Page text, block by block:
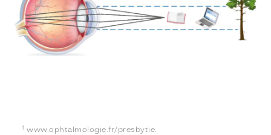
1 www.ophtalmologie.fr/presbytie.